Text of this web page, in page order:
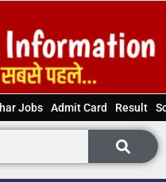
Jobs Admit Card Result